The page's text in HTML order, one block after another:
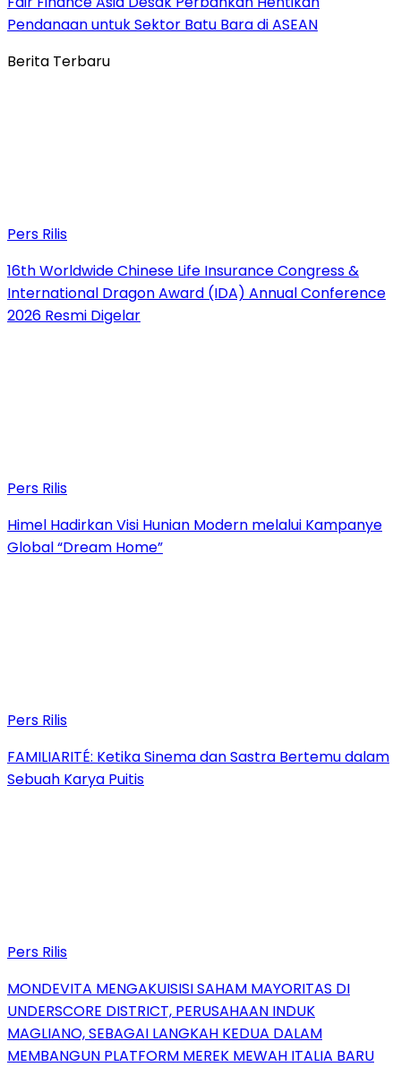
Pendanaan untuk Sektor Batu Bara di ASEAN
Berita Terbaru
Pers Rilis
16th Worldwide Chinese Life Insurance Congress &
International Dragon Award (IDA) Annual Conference
2026 Resmi Digelar
Pers Rilis
Himel Hadirkan Visi Hunian Modern melalui Kampanye
Global “Dream Home”
Pers Rilis
FAMILIARITÉ: Ketika Sinema dan Sastra Bertemu dalam
Sebuah Karya Puitis
Pers Rilis
MONDEVITA MENGAKUISISI SAHAM MAYORITAS DI
UNDERSCORE DISTRICT, PERUSAHAAN INDUK
MAGLIANO, SEBAGAI LANGKAH KEDUA DALAM
MEMBANGUN PLATFORM MEREK MEWAH ITALIA BARU